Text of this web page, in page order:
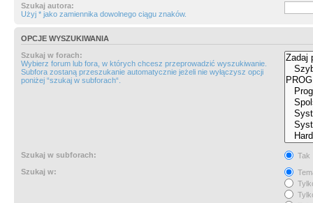
Szukaj autora:
Użyj * jako zamiennika dowolnego ciągu znaków.
OPCJE WYSZUKIWANIA
Szukaj w forach:
Wybierz forum lub fora, w których chcesz przeprowadzić wyszukiwanie.
Subfora zostaną przeszukanie automatycznie jeżeli nie wyłączysz opcji
poniżej “szukaj w subforach“.
Szukaj w subforach:
Tak
Szukaj w: